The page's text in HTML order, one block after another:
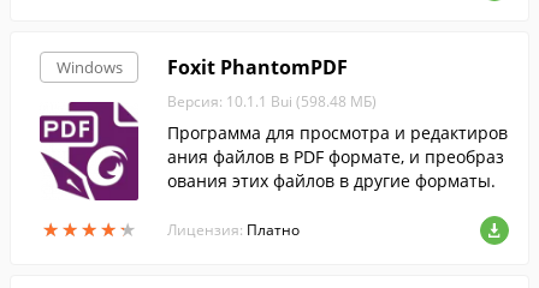
Windows
★★★★★
★★★★★
Foxit PhantomPDF
Версия: 10.1.1 Bui (598.48 МБ)
Программа для просмотра и редактиров
ания файлов в PDF формате, и преобраз
ования этих файлов в другие форматы.
Лицензия: Платно